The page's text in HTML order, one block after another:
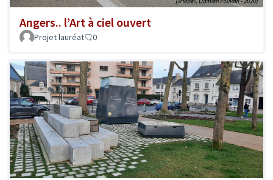
Angers.. l’Art à ciel ouvert
Projet lauréat 0